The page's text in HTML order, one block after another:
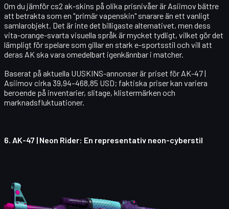
Om du jämför cs2 ak-skins på olika prisnivåer är Asiimov bättre
att betrakta som en "primär vapenskin" snarare än ett vanligt
samlarobjekt. Det är inte det billigaste alternativet, men dess
vita-orange-svarta visuella språk är mycket tydligt, vilket gör det
lämpligt för spelare som gillar en stark e-sportsstil och vill att
deras AK ska vara omedelbart igenkännbar i matcher.
Baserat på aktuella UUSKINS-annonser är priset för AK-47 |
Asiimov cirka 39,94–468,85 USD; faktiska priser kan variera
beroende på inventarier, slitage, klistermärken och
marknadsfluktuationer.
6. AK-47 | Neon Rider: En representativ neon-cyberstil